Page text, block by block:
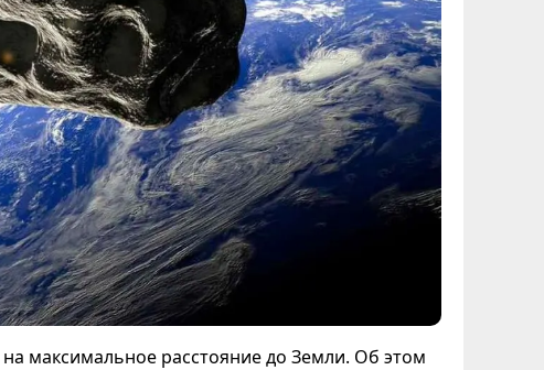
максимальное расстояние до Земли. Об этом